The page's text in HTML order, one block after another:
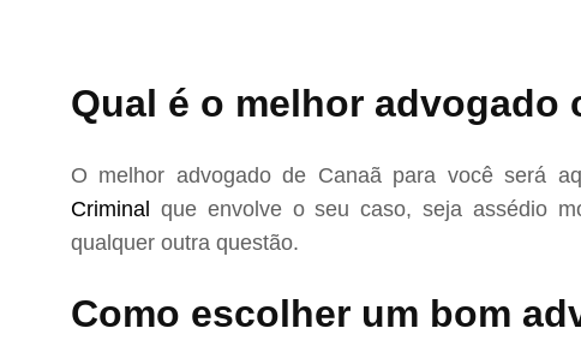
Qual é o melhor advogado
O melhor advogado de Canaã para você será
Criminal que envolve o seu caso, seja assédio
qualquer outra questão.
Como escolher um bom